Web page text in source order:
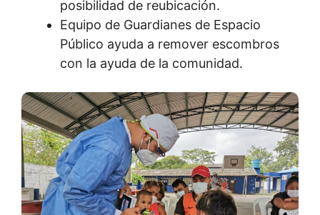
posibilidad de reubicación.
Equipo de Guardianes de Espacio
Público ayuda a remover escombros
con la ayuda de la comunidad.